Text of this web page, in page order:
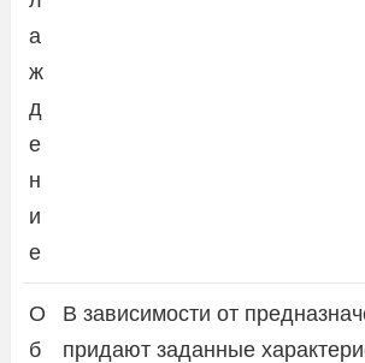
а
ж
д
е
н
и
е
О
б
В зависимости от
придают заданные